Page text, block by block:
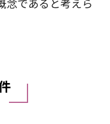
念であると考えら